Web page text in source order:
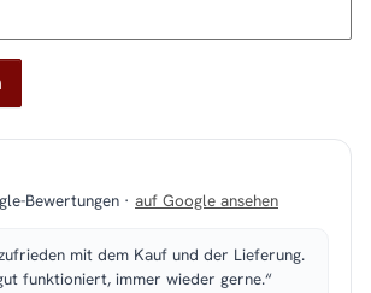
Bewertungen · auf Google ansehen
mit dem Kauf und der Lieferung.
funktioniert, immer wieder gerne.“